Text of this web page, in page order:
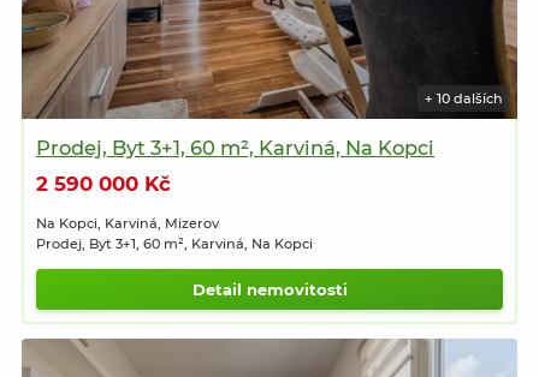
+ 10 dalších
Prodej, Byt 3+1, 60 m², Karviná, Na Kopci
2 590 000 Kč
Na Kopci, Karviná, Mizerov
Prodej, Byt 3+1, 60 m², Karviná, Na Kopci
Detail nemovitosti